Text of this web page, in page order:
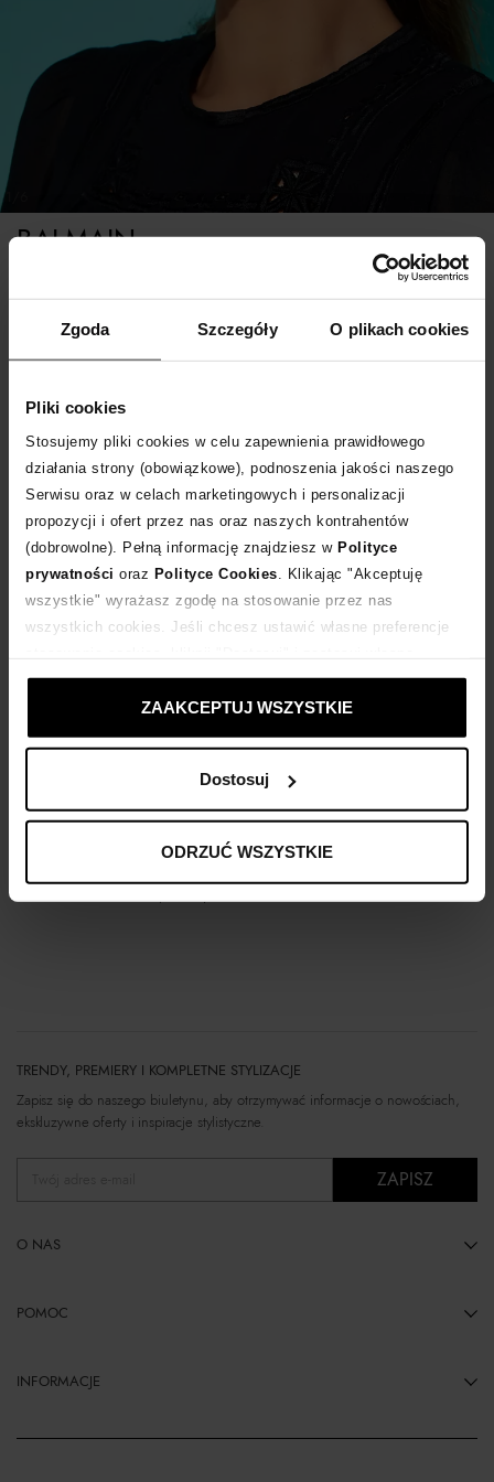
Zgoda Szczegóły O plikach cookies
Pliki cookies
Stosujemy pliki cookies w celu zapewnienia prawidłowego
działania strony (obowiązkowe), podnoszenia jakości naszego
Serwisu oraz w celach marketingowych i personalizacji
propozycji i ofert przez nas oraz naszych kontrahentów
(dobrowolne). Pełną informację znajdziesz w Polityce
prywatności oraz Polityce Cookies . Klikając "Akceptuję
wszystkie" wyrażasz zgodę na stosowanie przez nas
wszystkich cookies. Jeśli chcesz ustawić własne preferencje
ustawienia prywatności.
ZAAKCEPTUJ WSZYSTKIE
Dostosuj
ODRZUĆ WSZYSTKIE
1/6
BALMAIN
ROZMIAR UNIWERSALNY
POWIADOM O DOSTAWIE
Dostawa od 0 zł
14 dni na zwrot towaru
Kup teraz, Zapłać później!
Opis produktu
TRENDY, PREMIERY I KOMPLETNE STYLIZACJE
Zapisz się do naszego biuletynu, aby otrzymywać informacje o nowościach,
ekskluzywne oferty i inspiracje stylistyczne.
ZAPISZ
O NAS
POMOC
INFORMACJE